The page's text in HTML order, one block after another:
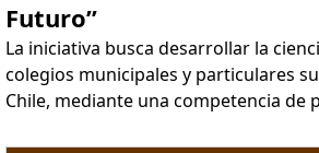
Futuro”
La iniciativa busca desarrollar la
colegios municipales y particulares
Chile, mediante una competencia de